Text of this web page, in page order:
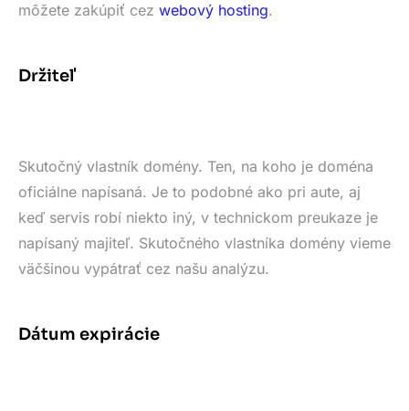
môžete zakúpiť cez webový hosting.
Držiteľ
Skutočný vlastník domény. Ten, na koho je doména
oficiálne napísaná. Je to podobné ako pri aute, aj
keď servis robí niekto iný, v technickom preukaze je
napísaný majiteľ. Skutočného vlastníka domény vieme
väčšinou vypátrať cez našu analýzu.
Dátum expirácie